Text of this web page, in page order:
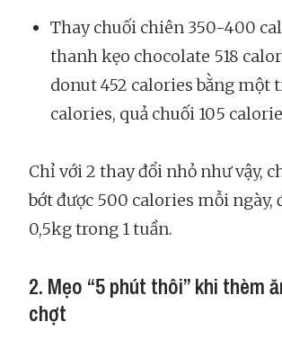
Thay chuối chiên 350-400
thanh kẹo chocolate 518
donut 452 calories bằng một
calories, quả chuối 105
Chỉ với 2 thay đổi nhỏ như vậy,
bớt được 500 calories mỗi ngày,
0,5kg trong 1 tuần.
2. Mẹo “5 phút thôi” khi thèm
chợt